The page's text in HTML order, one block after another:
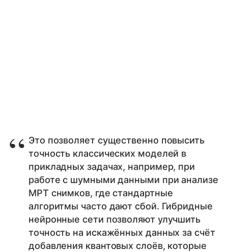
Это позволяет существенно повысить
точность классических моделей в
прикладных задачах, например, при
работе с шумными данными при анализе
МРТ снимков, где стандартные
алгоритмы часто дают сбой. Гибридные
нейронные сети позволяют улучшить
точность на искажённых данных за счёт
добавления квантовых слоёв, которые